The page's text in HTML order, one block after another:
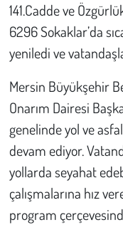
141.Cadde ve
6296 Sokaklar’da
yeniledi ve
Mersin Büyükşehir
Onarım Dairesi
genelinde yol ve
devam ediyor.
yollarda seyahat
çalışmalarına hız
program
Tarım
Kent
Eğlence